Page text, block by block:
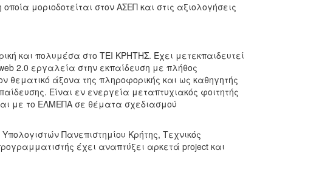
μοριοδοτείται στον ΑΣΕΠ και στις αξιολογήσεις
και πολυμέσα στο ΤΕΙ ΚΡΗΤΗΣ. Έχει μετεκπαιδευτεί
2.0 εργαλεία στην εκπαίδευση με πλήθος
θεματικό άξονα της πληροφορικής και ως καθηγητής
Είναι εν ενεργεία μεταπτυχιακός φοιτητής
με το ΕΛΜΕΠΑ σε θέματα σχεδιασμού
Πανεπιστημίου Κρήτης, Τεχνικός
έχει αναπτύξει αρκετά project και